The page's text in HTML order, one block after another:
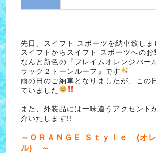
先日、スイフト スポーツを納車致しま
スイフトからスイフト スポーツへのお
なんと新色の『フレイムオレンジパー
ラック２トーンルーフ』です
雨の日のご納車となりましたが、この
ていました
また、外装品には一味違うアクセント
介いたします!!
～ＯＲＡＮＧＥ Ｓｔｙｌｅ (オ
ル) ～